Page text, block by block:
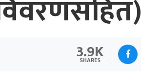
3.9K
SHARES